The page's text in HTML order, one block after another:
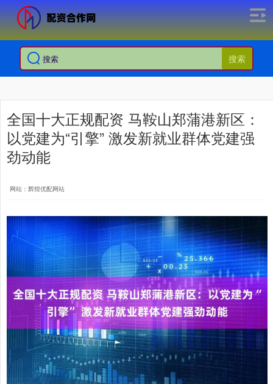
搜索
全国十大正规配资 马鞍山郑蒲港新区：
以党建为“引擎” 激发新就业群体党建强
劲动能
网站：辉煌优配网站